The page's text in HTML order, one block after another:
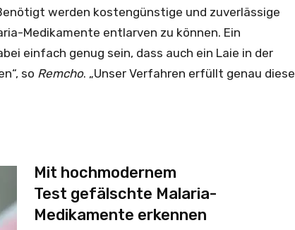
werden kostengünstige und zuverlässige
Medikamente entlarven zu können. Ein
einfach genug sein, dass auch ein Laie in der
so Remcho. „Unser Verfahren erfüllt genau diese
Mit hochmodernem
Test gefälschte Malaria-
Medikamente erkennen